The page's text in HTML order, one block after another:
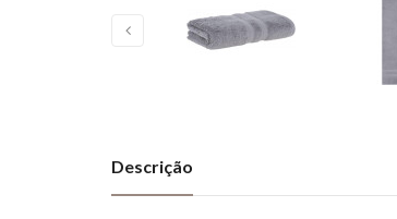
Descrição